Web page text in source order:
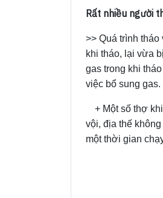
Rất nhiều người
>> Quá trình
khi tháo, lại vừa
gas trong khi
việc bổ sung gas.
+ Một số thợ
vội, địa thế
một thời gian